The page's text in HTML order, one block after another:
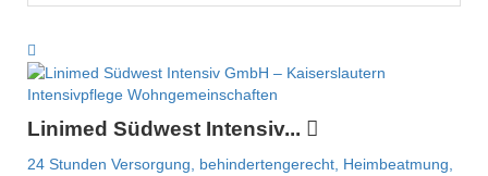
Intensivpflege Wohngemeinschaften
Linimed Südwest Intensiv...
24 Stunden Versorgung, behindertengerecht, Heimbeatmung,